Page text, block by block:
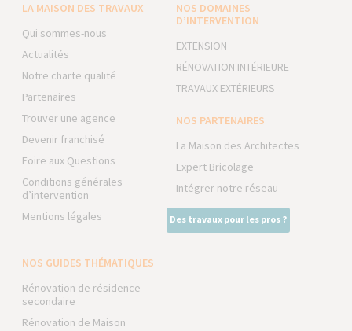
LA MAISON DES TRAVAUX
Qui sommes-nous
Actualités
Notre charte qualité
Partenaires
Trouver une agence
Devenir franchisé
Foire aux Questions
Conditions générales
d’intervention
Mentions légales
NOS DOMAINES
D’INTERVENTION
EXTENSION
RÉNOVATION INTÉRIEURE
TRAVAUX EXTÉRIEURS
NOS PARTENAIRES
La Maison des Architectes
Expert Bricolage
Intégrer notre réseau
Des travaux pour les pros ?
NOS GUIDES THÉMATIQUES
Rénovation de résidence
secondaire
Rénovation de Maison